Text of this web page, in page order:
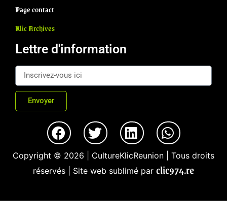
Page contact
Klic Archives
Lettre d'information
Envoyer
Copyright © 2026 | CultureKlicReunion | Tous droits
réservés | Site web sublimé par clic974.re